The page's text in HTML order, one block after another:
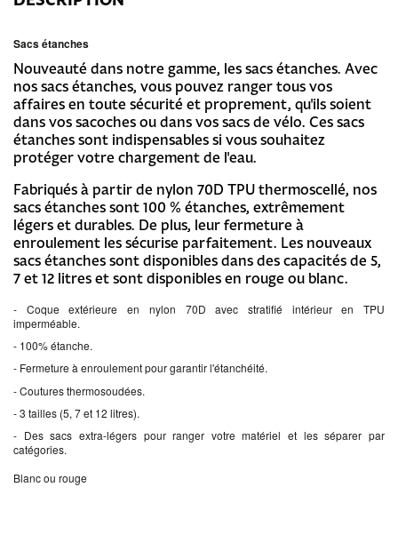
Sacs étanches
Nouveauté dans notre gamme, les sacs étanches. Avec
nos sacs étanches, vous pouvez ranger tous vos
affaires en toute sécurité et proprement, qu'ils soient
dans vos sacoches ou dans vos sacs de vélo. Ces sacs
étanches sont indispensables si vous souhaitez
protéger votre chargement de l'eau.
Fabriqués à partir de nylon 70D TPU thermoscellé, nos
sacs étanches sont 100 % étanches, extrêmement
légers et durables. De plus, leur fermeture à
enroulement les sécurise parfaitement. Les nouveaux
sacs étanches sont disponibles dans des capacités de 5,
7 et 12 litres et sont disponibles en rouge ou blanc.
- Coque extérieure en nylon 70D avec stratifié intérieur en TPU
imperméable.
- 100% étanche.
- Fermeture à enroulement pour garantir l'étanchéité.
- Coutures thermosoudées.
- 3 tailles (5, 7 et 12 litres).
- Des sacs extra-légers pour ranger votre matériel et les séparer par
catégories.
Blanc ou rouge